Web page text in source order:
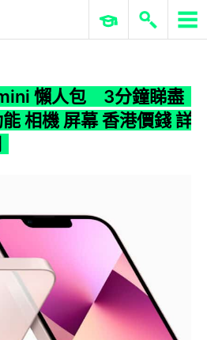
ERP 與商業 AI
懶人包 3分鐘睇盡
相機 屏幕 香港價錢 詳